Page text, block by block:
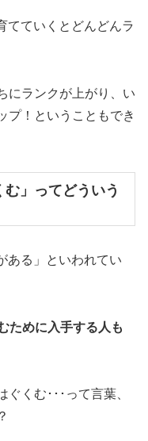
てていくとどんどんラ
にランクが上がり、い
プ！ということもでき
む」ってどういう
ある」といわれてい
ために入手する人も
くむ･･･って言葉、